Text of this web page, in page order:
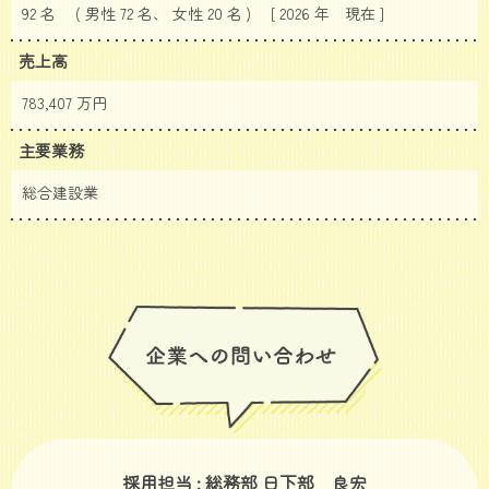
92 名 ( 男性 72 名、 女性 20 名 ) [ 2026 年 現在 ]
売上高
783,407 万円
主要業務
総合建設業
採用担当 : 総務部 日下部 良宏